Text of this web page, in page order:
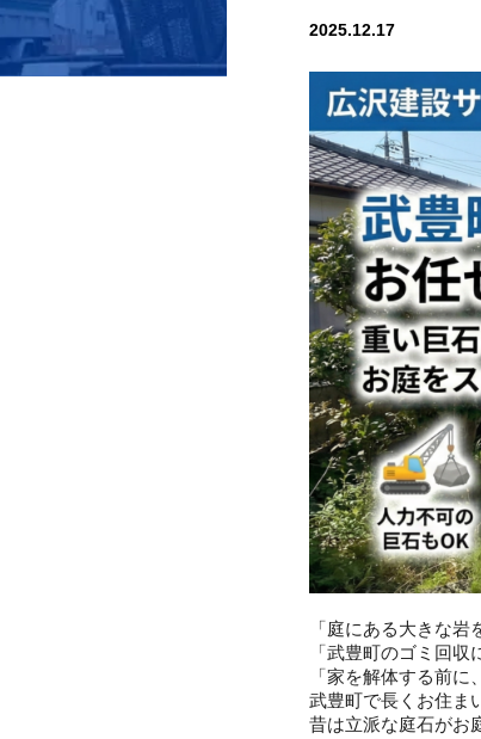
2025.12.17
「庭にある大きな岩
「武豊町のゴミ回
「家を解体する前に
武豊町で長くお住ま
昔は立派な庭石がお